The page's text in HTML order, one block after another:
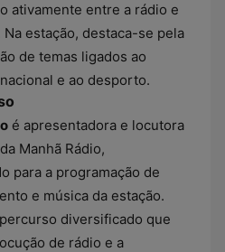
ativamente entre a rádio e
Na estação, destaca-se pela
de temas ligados ao
e ao desporto.
é apresentadora e locutora
Manhã Rádio,
para a programação de
e música da estação.
diversificado que
de rádio e a